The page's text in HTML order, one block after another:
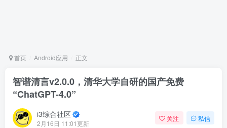
首页 Android应用 正文
智谱清言v2.0.0，清华大学自研的国产免费
“ChatGPT-4.0”
i3综合社区
2月16日 11:01更新
关注 私信